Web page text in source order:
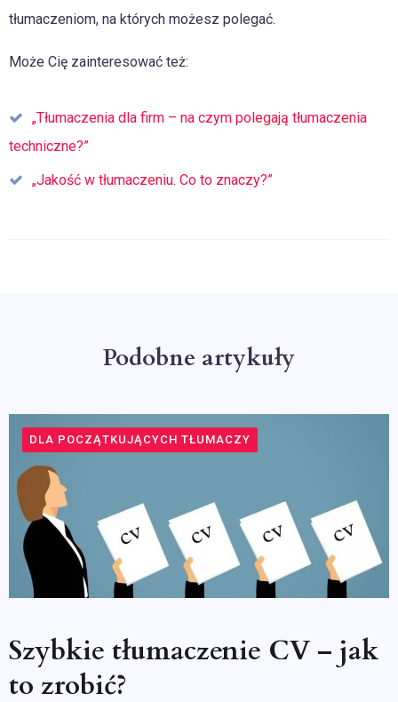
tłumaczeniom, na których możesz polegać.
Może Cię zainteresować też:
„Tłumaczenia dla firm – na czym polegają tłumaczenia
techniczne?”
„Jakość w tłumaczeniu. Co to znaczy?”
Podobne artykuły
DLA POCZĄTKUJĄCYCH TŁUMACZY
Szybkie tłumaczenie CV – jak
to zrobić?